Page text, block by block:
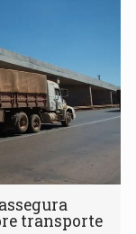
transporte